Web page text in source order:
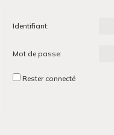
Identifiant:
Mot de passe:
Rester connecté